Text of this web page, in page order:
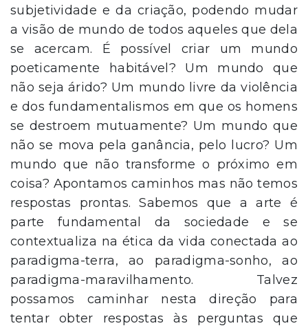
subjetividade e da criação, podendo mudar
a visão de mundo de todos aqueles que dela
se acercam. É possível criar um mundo
poeticamente habitável? Um mundo que
não seja árido? Um mundo livre da violência
e dos fundamentalismos em que os homens
se destroem mutuamente? Um mundo que
não se mova pela ganância, pelo lucro? Um
mundo que não transforme o próximo em
coisa? Apontamos caminhos mas não temos
respostas prontas. Sabemos que a arte é
parte fundamental da sociedade e se
contextualiza na ética da vida conectada ao
paradigma-terra, ao paradigma-sonho, ao
paradigma-maravilhamento. Talvez
possamos caminhar nesta direção para
tentar obter respostas às perguntas que